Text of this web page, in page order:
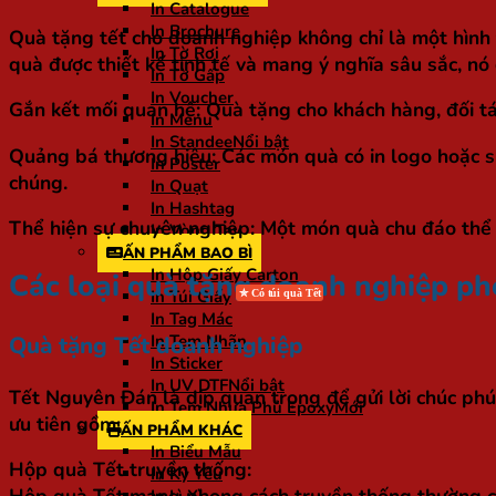
In Catalogue
In Brochure
In Tờ Rơi
In Tờ Gấp
In Voucher
In Menu
In Standee
In Poster
In Quạt
In Hashtag
In Vòng Tay
ẤN PHẨM BAO BÌ
In Hộp Giấy Carton
In Túi Giấy
In Tag Mác
In Tem Nhãn
In Sticker
In UV DTF
In Tem Nhựa Phủ Epoxy
ẤN PHẨM KHÁC
In Biểu Mẫu
In Kỷ Yếu
Quà tặng tết cho doanh nghiệp không chỉ là một
quà được thiết kế tinh tế và mang ý nghĩa sâu sắc, nó
Gắn kết mối quan hệ: Quà tặng cho khách hàng, đối
Quảng bá thương hiệu: Các món quà có in logo
chúng.
Thể hiện sự chuyên nghiệp: Một món quà chu đáo
Các loại quà tặng doanh nghiệp
Quà tặng Tết doanh nghiệp
Tết Nguyên Đán là dịp quan trọng để gửi lời chúc
ưu tiên gồm:
Hộp quà Tết truyền thống: